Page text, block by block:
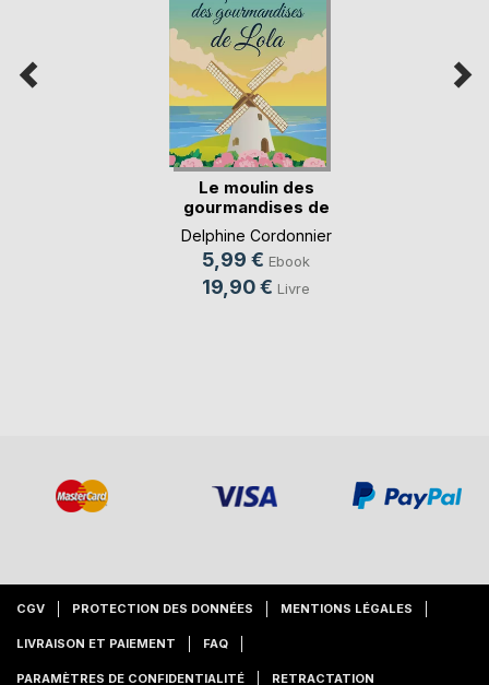
Le moulin des
gourmandises de
Lola
Delphine Cordonnier
5,99 € Ebook
19,90 € Livre
CGV PROTECTION DES DONNÉES MENTIONS LÉGALES
LIVRAISON ET PAIEMENT FAQ
PARAMÈTRES DE CONFIDENTIALITÉ RETRACTATION